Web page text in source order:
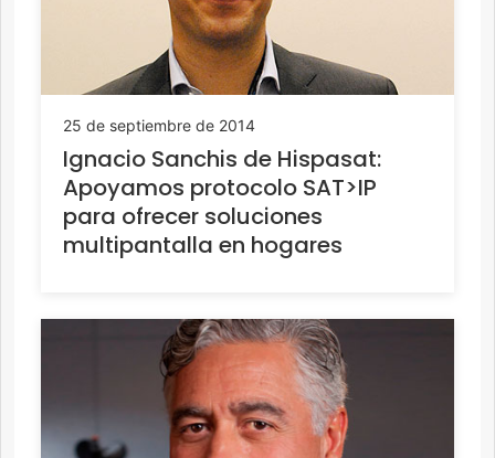
25 de septiembre de 2014
Ignacio Sanchis de Hispasat:
Apoyamos protocolo SAT>IP
para ofrecer soluciones
multipantalla en hogares